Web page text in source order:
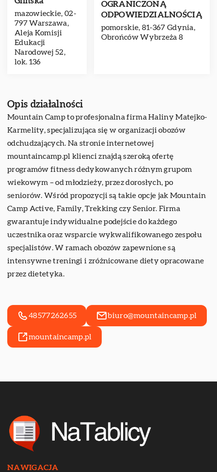
mazowieckie, 02-
797 Warszawa,
Aleja Komisji
Edukacji
Narodowej 52,
lok. 136
OGRANICZONĄ
ODPOWIEDZIALNOŚCIĄ
pomorskie, 81-367 Gdynia,
Obrońców Wybrzeża 8
Opis działalności
Mountain Campto profesjonalna firma Haliny Matejko-
Karmelity, specjalizująca się w organizacji obozów
odchudzających. Na stronie internetowej
mountaincamp.pl klienci znajdą szeroką ofertę
programów fitness dedykowanych różnym grupom
wiekowym – od młodzieży, przez dorosłych, po
seniorów. Wśród propozycji są takie opcje jak Mountain
Camp Active, Family, Trekking czy Senior. Firma
gwarantuje indywidualne podejście do każdego
uczestnika oraz wsparcie wykwalifikowanego zespołu
specjalistów. W ramach obozów zapewnione są
intensywne treningi i zróżnicowane diety opracowane
przez dietetyka.
48577262655 biuro@mountaincamp.pl
mountaincamp.pl
NAWIGACJA